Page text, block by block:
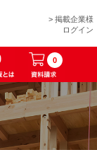
> 掲載企業様
ログイン
0